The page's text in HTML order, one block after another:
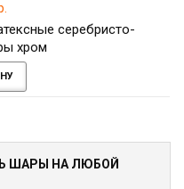
серебристо-
хром
ШАРЫ НА ЛЮБОЙ